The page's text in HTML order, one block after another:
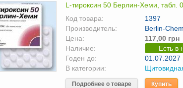
L-тироксин 50 Берлин-Хеми, табл.
Код товара:
1397
Производитель:
Berlin-
Цена:
117,00 грн
Наличие:
Есть в
Годен до:
01.07.2027
В категории:
Подробнее о товаре Купить